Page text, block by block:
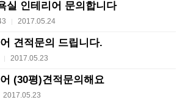
실 인테리어 문의합니다
| 2017.05.24
견적문의 드립니다.
| 2017.05.23
(30평)견적문의해요
2017.05.23